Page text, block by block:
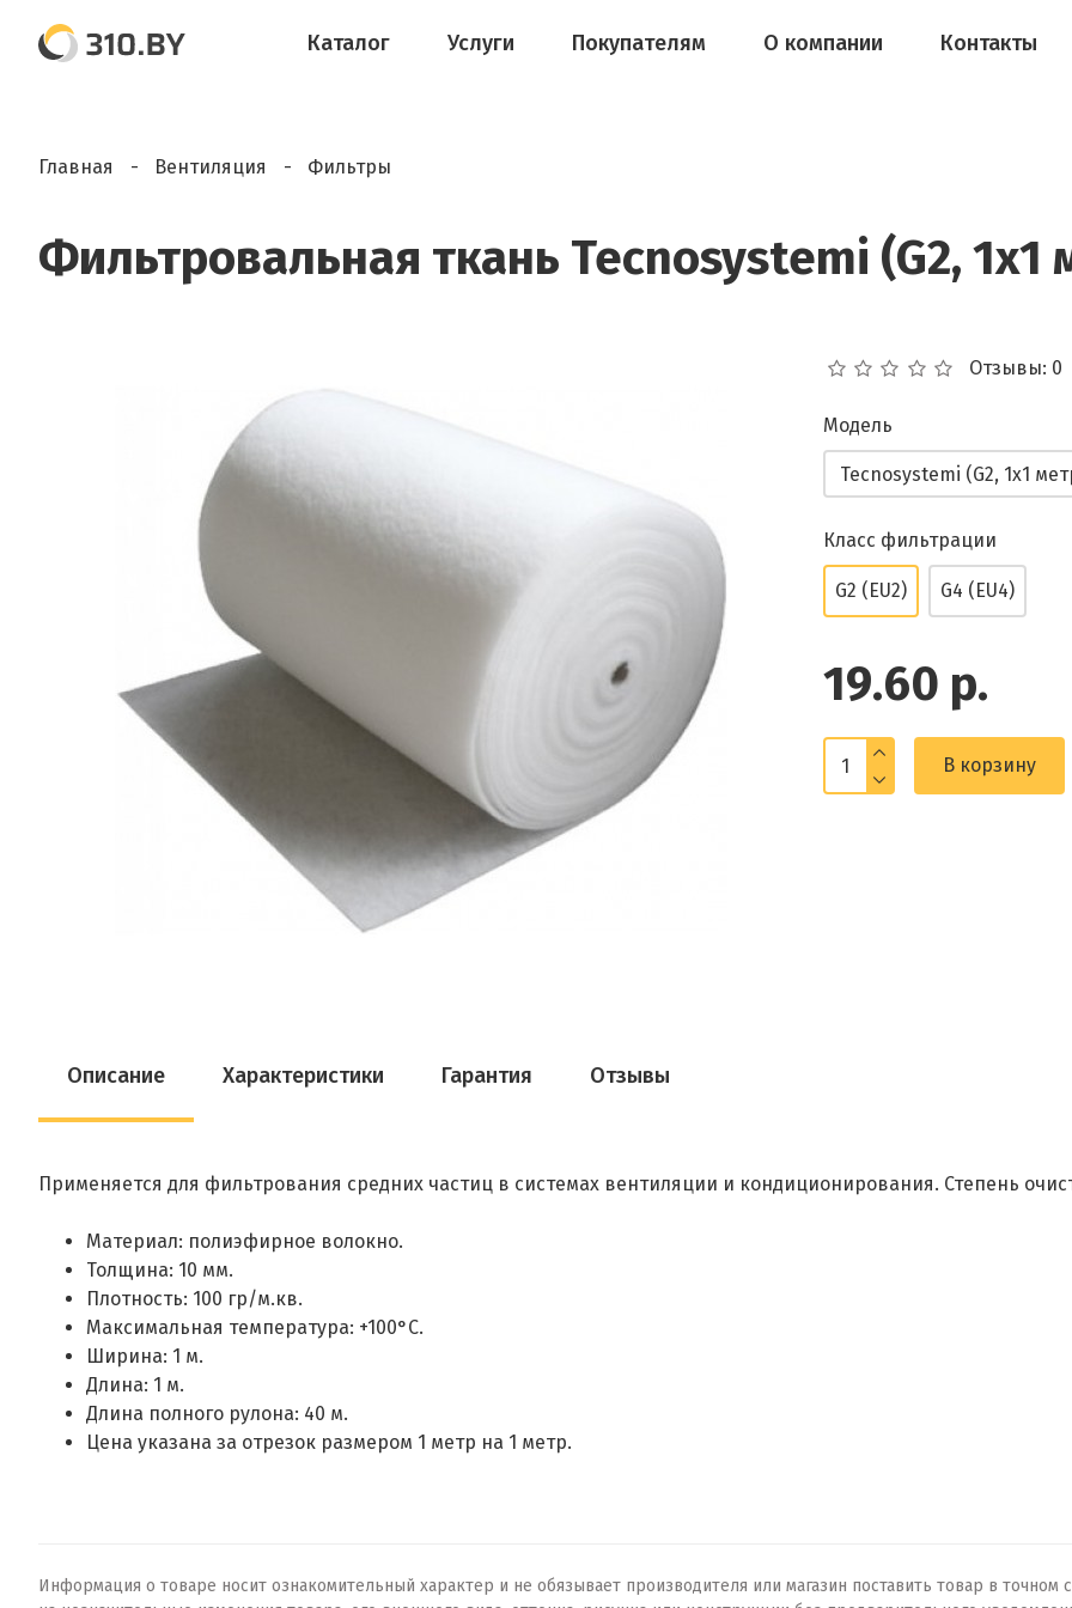
Каталог Услуги Покупателям О компании Контакты
Главная Вентиляция Фильтры
Фильтровальная ткань Tecnosystemi (G2, 1х1
Отзывы: 0
19.60 р.
Модель
Класс фильтрации
G2 (EU2) G4 (EU4)
В корзину
Описание Характеристики Гарантия Отзывы
Применяется для фильтрования средних частиц в системах вентиляции и кондиционирования. Степень
Материал: полиэфирное волокно.
Толщина: 10 мм.
Плотность: 100 гр/м.кв.
Максимальная температура: +100°C.
Ширина: 1 м.
Длина: 1 м.
Длина полного рулона: 40 м.
Цена указана за отрезок размером 1 метр на 1 метр.
Информация о товаре носит ознакомительный характер и не обязывает производителя или магазин поставить товар в точном